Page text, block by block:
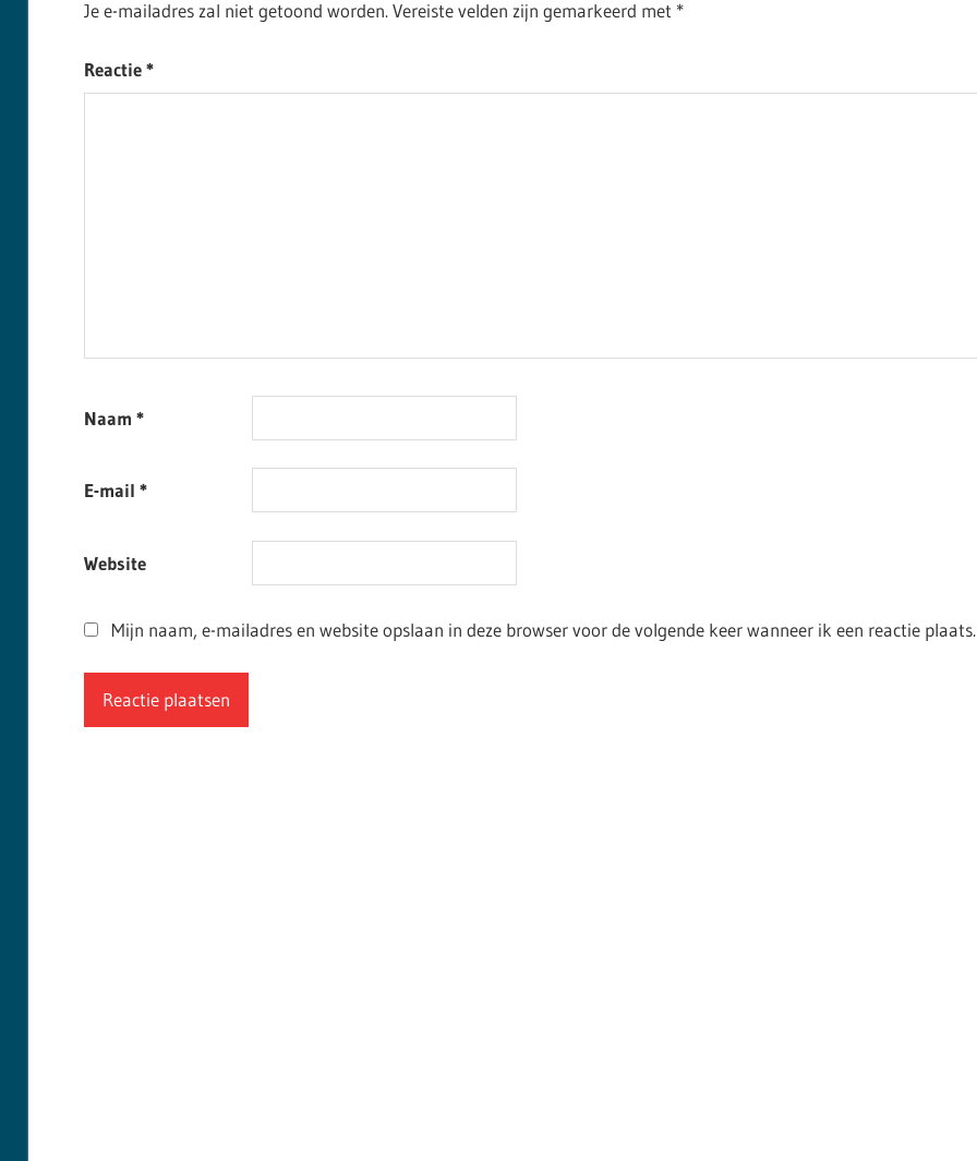
Je e-mailadres zal niet getoond worden. Vereiste velden zijn gemarkeerd met *
Reactie*
Naam *
E-mail *
Website
Mijn naam, e-mailadres en website opslaan in deze browser voor de volgende keer wanneer ik een reactie plaats.